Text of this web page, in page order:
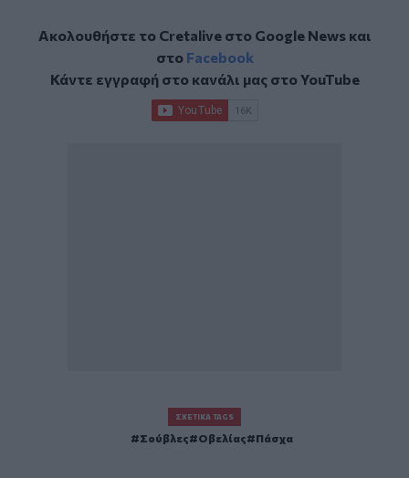
Ακολουθήστε το Cretalive στο Google Newsκαι
στο Facebook
Κάντε εγγραφή στο κανάλι μας στοYouTube
ΣΧΕΤΙΚΆ TAGS
Σούβλες Οβελίας Πάσχα